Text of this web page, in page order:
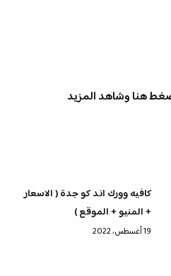
هنا وشاهد المزيد
كافيه وورك اند كو جدة ( الاسعار
+ المنيو + الموقع )
19 أغسطس، 2022